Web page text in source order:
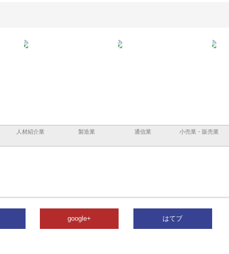
人材紹介業 製造業 通信業 小売業・販売業
google+ はてブ